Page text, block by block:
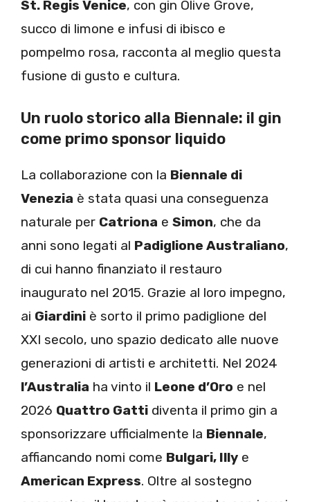
St. Regis Venice, con gin Olive Grove,
succo di limone e infusi di ibisco e
pompelmo rosa, racconta al meglio questa
fusione di gusto e cultura.
Un ruolo storico alla Biennale: il gin
come primo sponsor liquido
La collaborazione con la Biennale di
Venezia è stata quasi una conseguenza
naturale per Catriona e Simon, che da
anni sono legati al Padiglione Australiano,
di cui hanno finanziato il restauro
inaugurato nel 2015. Grazie al loro impegno,
ai Giardini è sorto il primo padiglione del
XXI secolo, uno spazio dedicato alle nuove
generazioni di artisti e architetti. Nel 2024
l’Australia ha vinto il Leone d’Oro e nel
2026 Quattro Gatti diventa il primo gin a
sponsorizzare ufficialmente la Biennale,
affiancando nomi come Bulgari, Illy e
American Express. Oltre al sostegno